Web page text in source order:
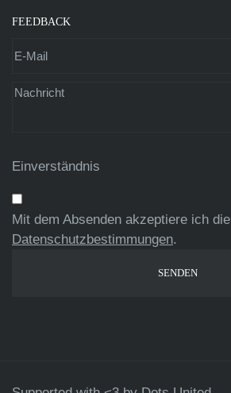
FEEDBACK
Einverständnis
Mit dem Absenden akzeptiere ich die
Datenschutzbestimmungen.